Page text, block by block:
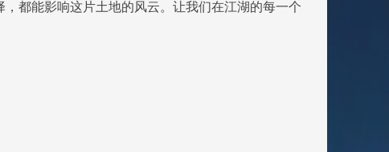
都能影响这片土地的风云。让我们在江湖的每一个